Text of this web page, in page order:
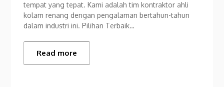
tempat yang tepat. Kami adalah tim kontraktor ahli
kolam renang dengan pengalaman bertahun-tahun
dalam industri ini. Pilihan Terbaik…
Read more